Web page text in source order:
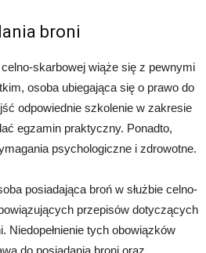
broni
celno-skarbowej wiąże się z pewnymi
osoba ubiegająca się o prawo do
odpowiednie szkolenie w zakresie
egzamin praktyczny. Ponadto,
psychologiczne i zdrowotne.
posiadająca broń w służbie celno-
przepisów dotyczących
Niedopełnienie tych obowiązków
do posiadania broni oraz